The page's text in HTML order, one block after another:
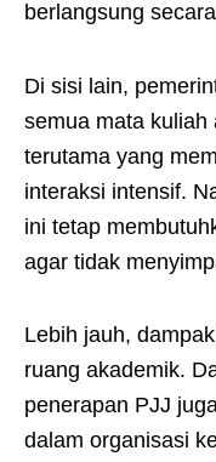
berlangsung
Di sisi lain,
semua mata kuliah
terutama yang
interaksi intensif.
ini tetap
agar tidak
Lebih jauh,
ruang akademik.
penerapan PJJ
dalam organisasi